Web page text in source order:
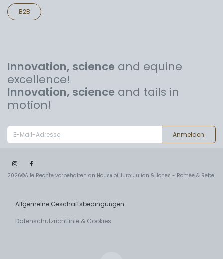
B2B
Innovation, science and equine
excellence!
Innovation, science and tails in
motion!
Anmelden
2026©Alle Rechte vorbehalten an House of Juro: Julian & Jones - Romée & Rebel
Allgemeine Geschäftsbedingungen
Datenschutzrichtlinie & Cookies